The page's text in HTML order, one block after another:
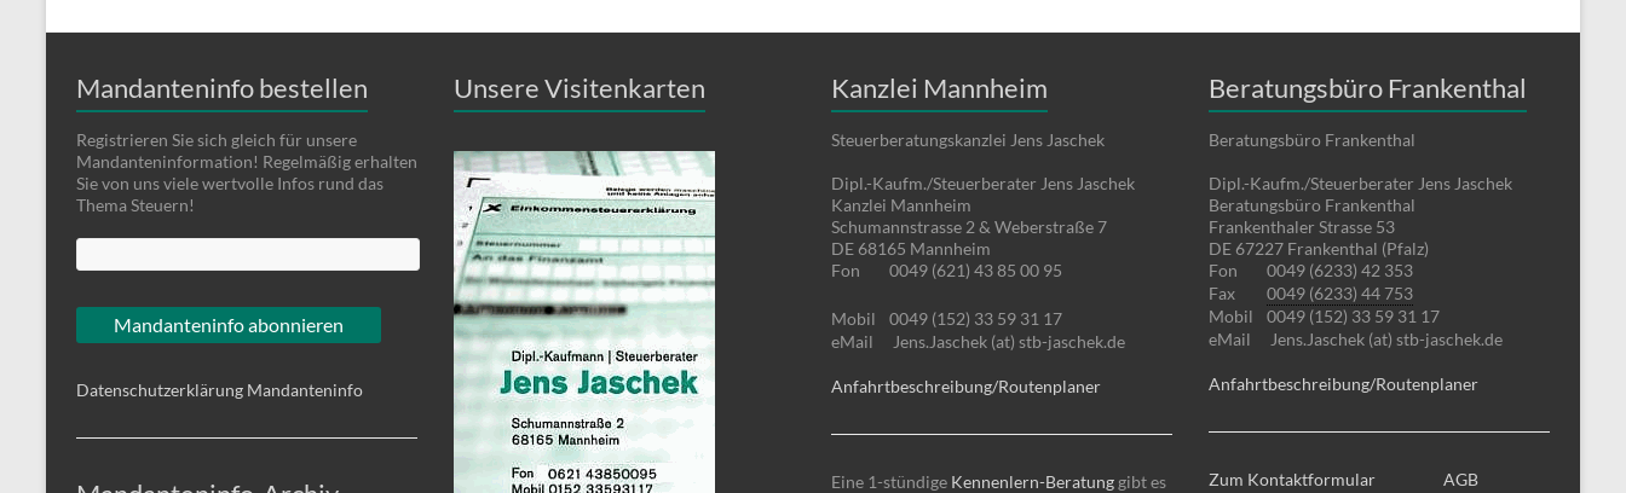
Mandanteninfo bestellen
Registrieren Sie sich gleich für unsere
Mandanteninformation! Regelmäßig erhalten
Sie von uns viele wertvolle Infos rund das
Thema Steuern!
Datenschutzerklärung Mandanteninfo
Unsere Visitenkarten Kanzlei Mannheim
Steuerberatungskanzlei Jens Jaschek
Dipl.-Kaufm./Steuerberater Jens Jaschek
Kanzlei Mannheim
Schumannstrasse 2 & Weberstraße 7
DE 68165 Mannheim
Fon
0049 (621) 43 85 00 95
Mobil
0049 (152) 33 59 31 17
eMail
Jens.Jaschek (at) stb-jaschek.de
Anfahrtbeschreibung/Routenplaner
Eine 1-stündige Kennenlern-Beratung gibt es
Beratungsbüro Frankenthal
Beratungsbüro Frankenthal
Dipl.-Kaufm./Steuerberater Jens Jaschek
Beratungsbüro Frankenthal
Frankenthaler Strasse 53
DE 67227 Frankenthal (Pfalz)
Fon
0049 (6233) 42 353
Fax
0049 (6233) 44 753
Mobil
0049 (152) 33 59 31 17
eMail
Jens.Jaschek (at) stb-jaschek.de
Anfahrtbeschreibung/Routenplaner
Zum Kontaktformular AGB